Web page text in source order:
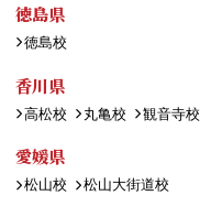
徳島県
徳島校
香川県
高松校 丸亀校 観音寺校
愛媛県
松山校 松山大街道校